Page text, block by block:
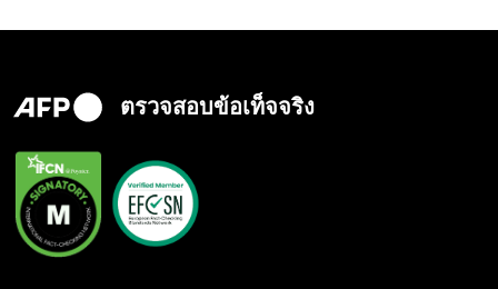
ตรวจสอบข้อเท็จจริง